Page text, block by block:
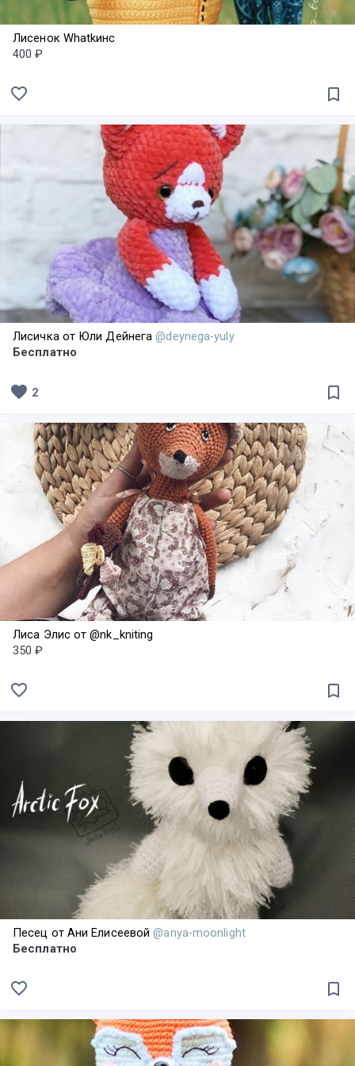
Лисенок Whatkинс
400 ₽
bookmark_border
favorite_border
Лисичка от Юли Дейнега@deynega-yuly
Бесплатно
bookmark_border
favorite 2
Лиса Элис от @nk_kniting
350 ₽
bookmark_border
favorite_border
Песец от Ани Елисеевой@anya-moonlight
Бесплатно
bookmark_border
favorite_border